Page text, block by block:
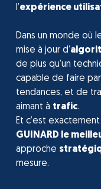
l’expérience
Dans un monde où
mise à jour d’
de plus qu’un
capable de faire
tendances, et de
aimant à trafic.
Et c’est
GUINARD le
approche
mesure.